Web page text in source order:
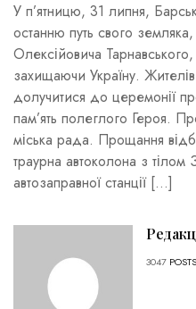
У п’ятницю, 31 липня,
останню путь свого
Олексійовича
захищаючи Україну.
долучитися до церемонії
пам’ять полеглого Героя.
міська рада. Прощання
траурна автоколона з тілом
автозаправної станції […]
3047 POSTS